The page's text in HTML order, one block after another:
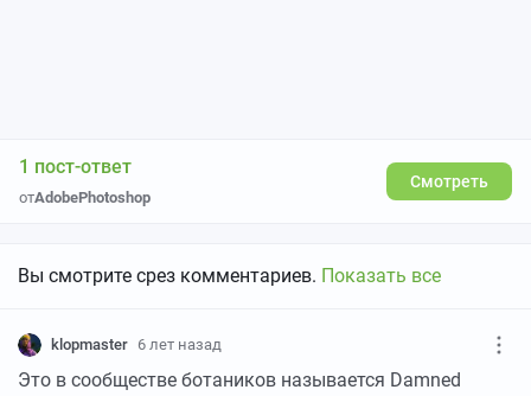
1 пост-ответ
отAdobePhotoshop
Смотреть
Вы смотрите срез комментариев. Показать все
klopmaster 6 лет назад
Это в сообществе ботаников называется Damned